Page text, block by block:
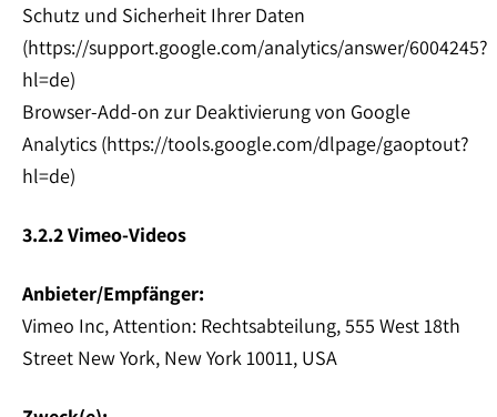
Schutz und Sicherheit Ihrer Daten
(https://support.google.com/analytics/answer/6004245?
hl=de)
Browser-Add-on zur Deaktivierung von Google
Analytics (https://tools.google.com/dlpage/gaoptout?
hl=de)
3.2.2 Vimeo-Videos
Anbieter/Empfänger:
Vimeo Inc, Attention: Rechtsabteilung, 555 West 18th
Street New York, New York 10011, USA